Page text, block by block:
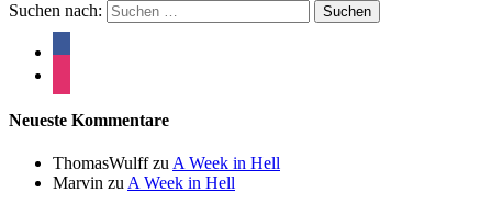
Suchen nach:
Neueste Kommentare
ThomasWulffzu A Week in Hell
Marvin zu A Week in Hell